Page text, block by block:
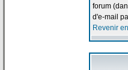
forum
d'e-mail
Revenir